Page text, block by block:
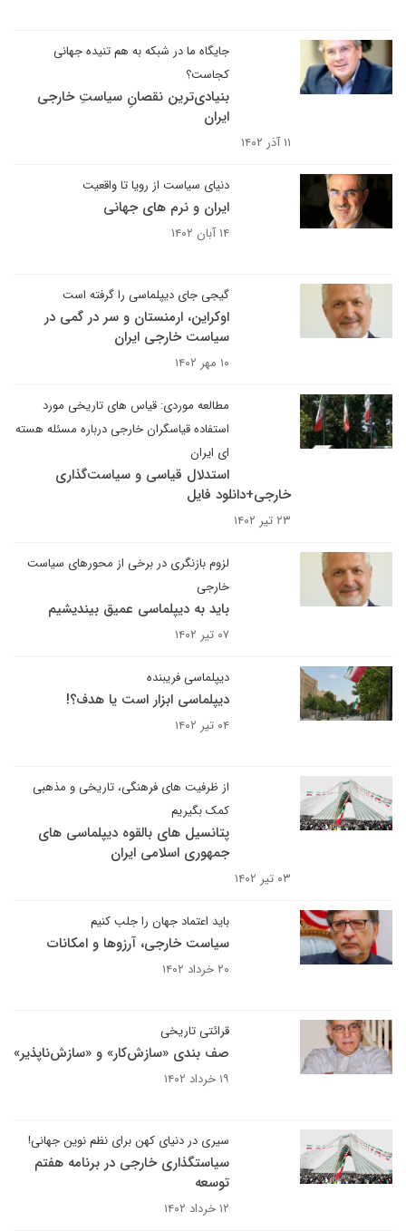
جایگاه ما در شبکه به هم تنیده جهانی
کجاست؟
بنیادی‌ترین نقصانِ سیاستِ خارجی
ایران
۱۱ آذر ۱۴۰۲
دنیای سیاست از رویا تا واقعیت
ایران و نرم های جهانی
۱۴ آبان ۱۴۰۲
گیجی جای دیپلماسی را گرفته است
اوکراین، ارمنستان و سر در گمی در
سیاست خارجی ایران
۱۰ مهر ۱۴۰۲
مطالعه موردی: قیاس های تاریخی مورد
استفاده قیاسگران خارجی درباره مسئله هسته
ای ایران
استدلال قیاسی و سیاست‌گذاری
خارجی+دانلود فایل
۲۳ تیر ۱۴۰۲
لزوم بازنگری در برخی از محورهای سیاست
خارجی
باید به دیپلماسی عمیق بیندیشیم
۰۷ تیر ۱۴۰۲
دیپلماسی فریبنده
دیپلماسی ابزار است یا هدف؟!
۰۴ تیر ۱۴۰۲
از ظرفیت های فرهنگی، تاریخی و مذهبی
کمک بگیریم
پتانسیل های بالقوه دیپلماسی های
جمهوری اسلامی ایران
۰۳ تیر ۱۴۰۲
باید اعتماد جهان را جلب کنیم
سیاست خارجی، آرزوها و امکانات
۲۰ خرداد ۱۴۰۲
قرائتی تاریخی
صف بندی «سازش‌کار» و «سازش‌ناپذیر»
۱۹ خرداد ۱۴۰۲
سیری در دنیای کهن برای نظم نوین جهانی!
سیاستگذاری خارجی در برنامه هفتم
توسعه
۱۲ خرداد ۱۴۰۲